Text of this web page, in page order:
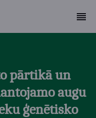
pārtikā un
augu
ģenētisko